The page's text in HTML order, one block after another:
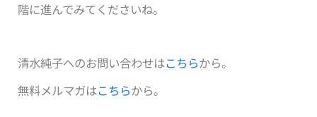
階に進んでみてくださいね。
清水純子へのお問い合わせはこちらから。
無料メルマガはこちらから。